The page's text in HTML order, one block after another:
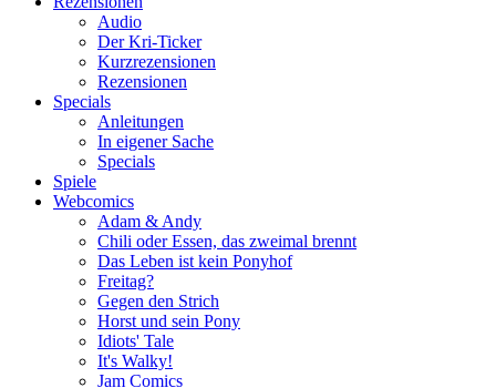
Audio
Der Kri-Ticker
Kurzrezensionen
Rezensionen
Specials
Anleitungen
In eigener Sache
Specials
Spiele
Webcomics
Adam & Andy
Chili oder Essen, das zweimal brennt
Das Leben ist kein Ponyhof
Freitag?
Gegen den Strich
Horst und sein Pony
Idiots' Tale
It's Walky!
Jam Comics